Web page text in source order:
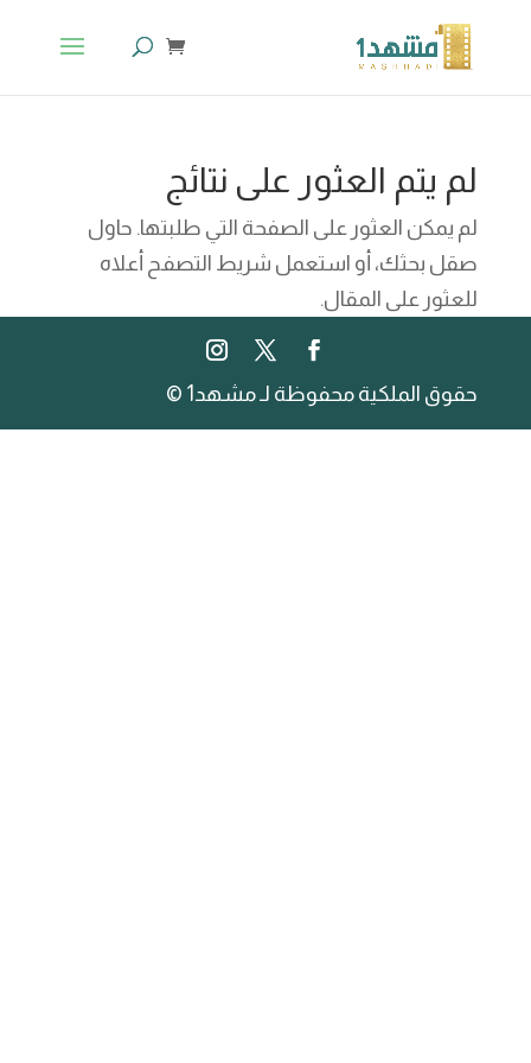
لم يتم العثور على نتائج
لم يمكن العثور على الصفحة التي طلبتها. حاول
صقل بحثك، أو استعمل شريط التصفح أعلاه
للعثور على المقال.
حقوق الملكية محفوظة لـ مشهد1 ©